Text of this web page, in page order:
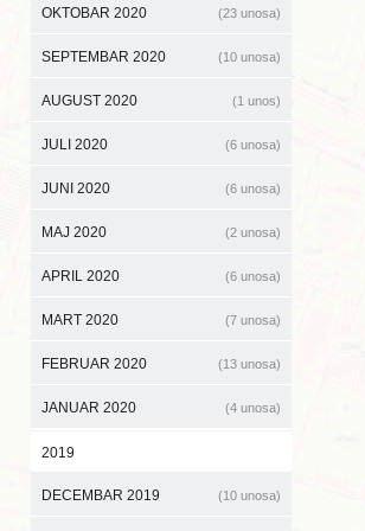
OKTOBAR 2020 (23 unosa)
SEPTEMBAR 2020 (10 unosa)
AUGUST 2020 (1 unos)
JULI 2020 (6 unosa)
JUNI 2020 (6 unosa)
MAJ 2020 (2 unosa)
APRIL 2020 (6 unosa)
MART 2020 (7 unosa)
FEBRUAR 2020 (13 unosa)
JANUAR 2020 (4 unosa)
2019
DECEMBAR 2019 (10 unosa)